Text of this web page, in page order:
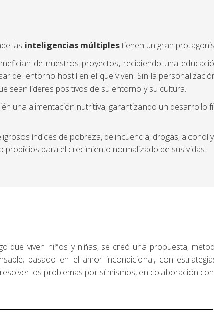
las inteligencias múltiplestienen un gran
de nuestros proyectos, recibiendo una
del entorno hostil en el que viven. Sin la
sean líderes positivos de su entorno y su cultura.
una alimentación nutritiva, garantizando un desarrollo
índices de pobreza, delincuencia, drogas,
para el crecimiento normalizado de sus vidas.
que viven niños y niñas, se creó una propuesta,
basado en el amor incondicional, con
los problemas por sí mismos, en colaboración